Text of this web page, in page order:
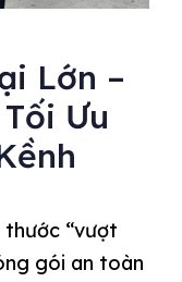
Lớn –
Ưu
thước “vượt
gói an toàn